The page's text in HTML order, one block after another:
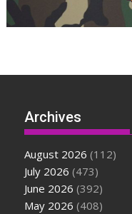
Archives
August 2026 (112)
July 2026 (473)
June 2026 (392)
May 2026 (408)